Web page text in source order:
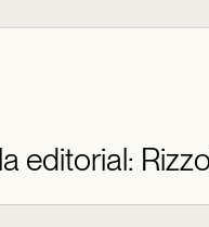
editorial: